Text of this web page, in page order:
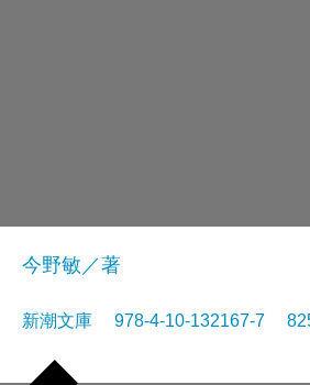
今野敏／著
新潮文庫 978-4-10-132167-7